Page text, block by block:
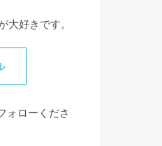
大好きです。
ォローくださ